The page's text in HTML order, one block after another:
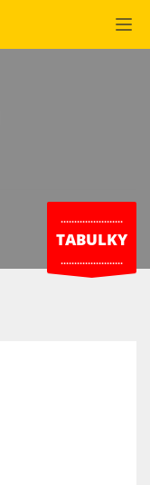
.......................
TABULKY
.......................